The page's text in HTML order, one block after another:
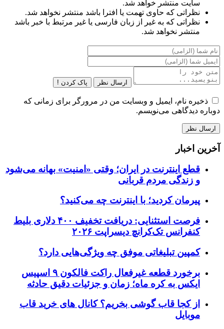
سایت منتشر خواهد شد.
نظراتی که حاوی تهمت یا افترا باشد منتشر نخواهد شد.
نظراتی که به غیر از زبان فارسی یا غیر مرتبط با خبر باشد
منتشر نخواهد شد.
ارسال نظر پاک کردن !
ذخیره نام، ایمیل و وبسایت من در مرورگر برای زمانی که
دوباره دیدگاهی می‌نویسم.
آخرین اخبار
قطع اینترنت در ایران؛ وقتی «امنیت» بهانه می‌شود
و زندگی مردم قربانی
پیرمان کردید؛ با اینترنت چه می‌کنید؟
فرصت استثنایی: دریافت تخفیف ۴۰۰ دلاری بلیط
کنفرانس تک‌کرانچ دیسراپت ۲۰۲۶
کمپین تبلیغاتی موفق چه ویژگی‌هایی دارد؟
برخورد قطعه غیرفعال راکت فالکون ۹ اسپیس
ایکس به کره ماه؛ زمان و جزئیات دقیق حادثه
از کجا قاب گوشی بخریم؟ کانال های خرید قاب
موبایل